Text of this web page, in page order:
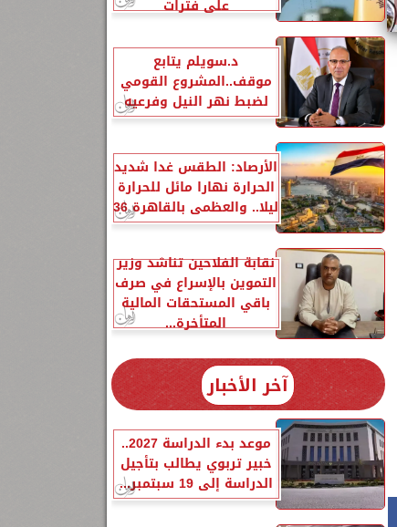
على فترات
د.سويلم يتابع
موقف..المشروع القومي
لضبط نهر النيل وفرعيه
الأرصاد: الطقس غدا شديد
الحرارة نهارا مائل للحرارة
ليلا.. والعظمى بالقاهرة 36
نقابة الفلاحين تناشد وزير
التموين بالإسراع في صرف
باقي المستحقات المالية
المتأخرة...
آخر الأخبار
موعد بدء الدراسة 2027..
خبير تربوي يطالب بتأجيل
الدراسة إلى 19 سبتمبر...